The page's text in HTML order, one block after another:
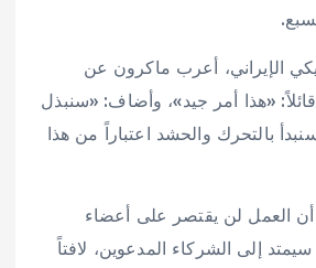
الإيراني، أعرب ماكرون عن
قائلاً: «هذا أمر جيد»، وأضاف: «سنبذل
بالتحرك والحشد اعتباراً من هذا
العمل لن يقتصر على أعضاء
إلى الشركاء المدعوين، لافتاً